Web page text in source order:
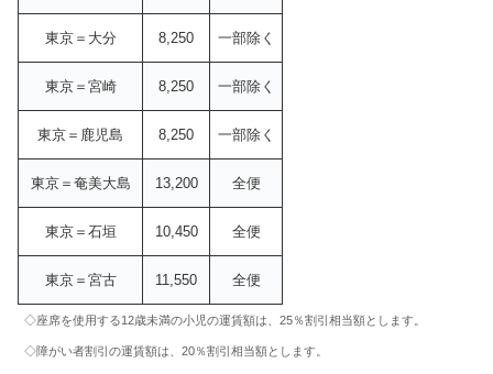
東京＝大分 8,250 一部除く
東京＝宮崎 8,250 一部除く
東京＝鹿児島 8,250 一部除く
東京＝奄美大島 13,200 全便
東京＝石垣 10,450 全便
東京＝宮古 11,550 全便
◇座席を使用する12歳未満の小児の運賃額は、25％割引相当額とします。
◇障がい者割引の運賃額は、20％割引相当額とします。